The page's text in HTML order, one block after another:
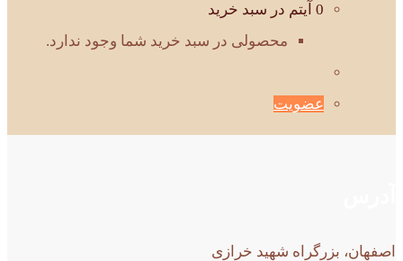
0 آیتم در سبد خرید
محصولی در سبد خرید شما وجود ندارد.
عضویت
اصفهان، بزرگراه شهید خرازی